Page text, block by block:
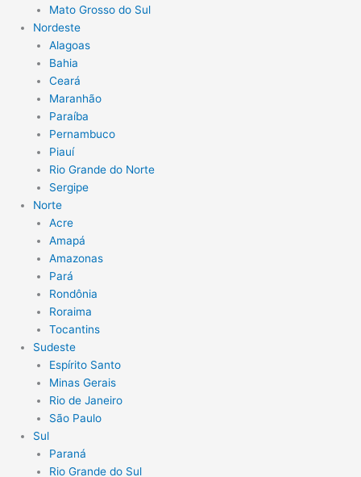
Mato Grosso do Sul
Nordeste
Alagoas
Bahia
Ceará
Maranhão
Paraíba
Pernambuco
Piauí
Rio Grande do Norte
Sergipe
Norte
Acre
Amapá
Amazonas
Pará
Rondônia
Roraima
Tocantins
Sudeste
Espírito Santo
Minas Gerais
Rio de Janeiro
São Paulo
Sul
Paraná
Rio Grande do Sul